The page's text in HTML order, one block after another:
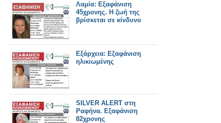
Λαμία: Εξαφάνιση
45χρονης. Η ζωή της
βρίσκεται σε κίνδυνο
Εξάρχεια: Εξαφάνιση
ηλικιωμένης
SILVER ALERT στη
Ραφήνα. Εξαφάνιση
82χρονης